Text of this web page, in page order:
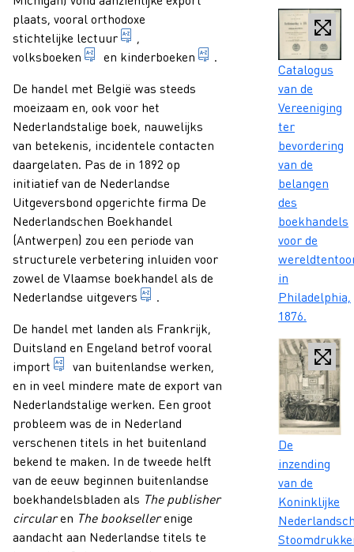
plaats, vooral orthodoxe
stichtelijke lectuur
1. publicatie waarvan de inhoud
,
volksboeken
genre van boeken die van de late
en kinderboeken boek dat is geschreven
.
De handel met België was steeds
moeizaam en, ook voor het
Nederlandstalige boek, nauwelijks
van betekenis, incidentele contacten
daargelaten. Pas de in 1892 op
initiatief van de Nederlandse
Uitgeversbond opgerichte firma De
Nederlandschen Boekhandel
(Antwerpen) zou een periode van
structurele verbetering inluiden voor
zowel de Vlaamse boekhandel als de
Nederlandse uitgevers 1. iemand die beroepshalve voor
.
De handel met landen als Frankrijk,
Duitsland en Engeland betrof vooral
import
invoer; of winkelvoorraad van boeken uit het
van buitenlandse werken,
en in veel mindere mate de export van
Nederlandstalige werken. Een groot
probleem was de in Nederland
verschenen titels in het buitenland
bekend te maken. In de tweede helft
van de eeuw beginnen buitenlandse
boekhandelsbladen als The publisher
circularen The booksellerenige
aandacht aan Nederlandse titels te
Caption
Catalogus
van de
Vereeniging
ter
bevordering
van de
belangen
des
boekhandels
voor de
in
Philadelphia,
1876.
Caption
De
inzending
van de
Koninklijke